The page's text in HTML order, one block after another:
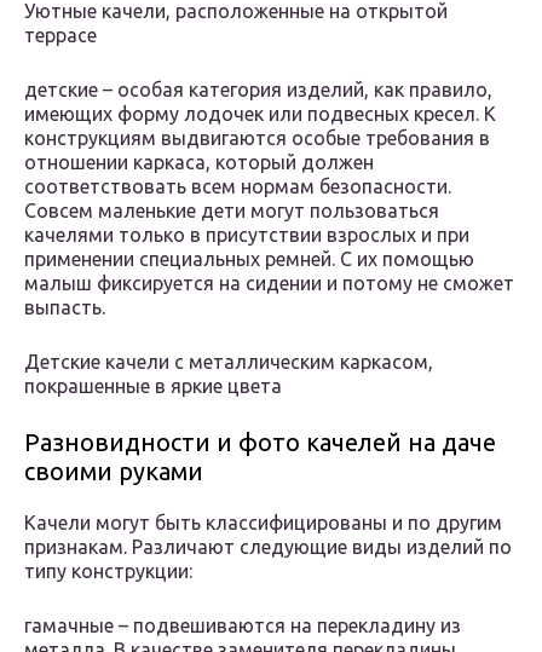
Уютные качели, расположенные на открытой
террасе
детские – особая категория изделий, как правило,
имеющих форму лодочек или подвесных кресел. К
конструкциям выдвигаются особые требования в
отношении каркаса, который должен
соответствовать всем нормам безопасности.
Совсем маленькие дети могут пользоваться
качелями только в присутствии взрослых и при
применении специальных ремней. С их помощью
малыш фиксируется на сидении и потому не сможет
выпасть.
Детские качели с металлическим каркасом,
покрашенные в яркие цвета
Разновидности и фото качелей на даче
своими руками
Качели могут быть классифицированы и по другим
признакам. Различают следующие виды изделий по
типу конструкции:
гамачные – подвешиваются на перекладину из